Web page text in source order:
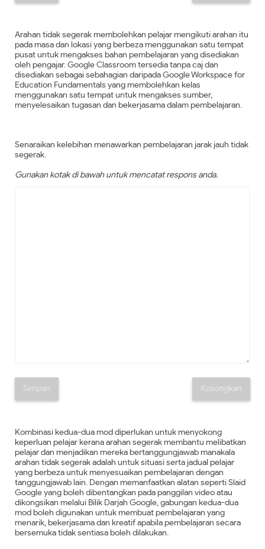
Arahan tidak segerak membolehkan pelajar mengikuti arahan itu
pada masa dan lokasi yang berbeza menggunakan satu tempat
pusat untuk mengakses bahan pembelajaran yang disediakan
oleh pengajar. Google Classroom tersedia tanpa caj dan
disediakan sebagai sebahagian daripada Google Workspace for
Education Fundamentals yang membolehkan kelas
menggunakan satu tempat untuk mengakses sumber,
menyelesaikan tugasan dan bekerjasama dalam pembelajaran.
Senaraikan kelebihan menawarkan pembelajaran jarak jauh tidak
segerak.
Gunakan kotak di bawah untuk mencatat respons anda.
Simpan Kosongkan
Kombinasi kedua-dua mod diperlukan untuk menyokong
keperluan pelajar kerana arahan segerak membantu melibatkan
pelajar dan menjadikan mereka bertanggungjawab manakala
arahan tidak segerak adalah untuk situasi serta jadual pelajar
yang berbeza untuk menyesuaikan pembelajaran dengan
tanggungjawab lain. Dengan memanfaatkan alatan seperti Slaid
Google yang boleh dibentangkan pada panggilan video atau
dikongsikan melalui Bilik Darjah Google, gabungan kedua-dua
mod boleh digunakan untuk membuat pembelajaran yang
menarik, bekerjasama dan kreatif apabila pembelajaran secara
bersemuka tidak sentiasa boleh dilakukan.